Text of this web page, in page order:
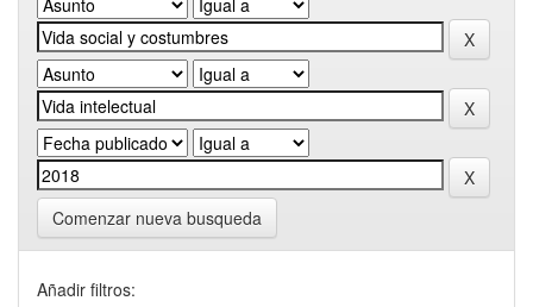
Comenzar nueva busqueda
Añadir filtros: